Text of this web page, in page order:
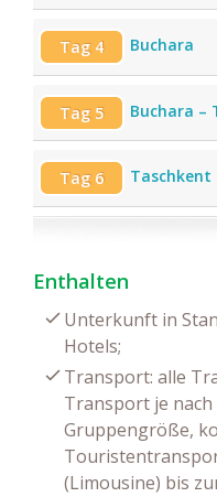
Tag 4 Buchara
Tag 5 Buchara –
Tag 6 Taschkent
Enthalten
Unterkunft in
Hotels;
Transport: alle
Transport je
Gruppengröße,
(Limousine) bis